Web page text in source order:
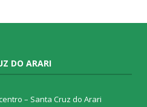
DO ARARI
– Santa Cruz do Arari